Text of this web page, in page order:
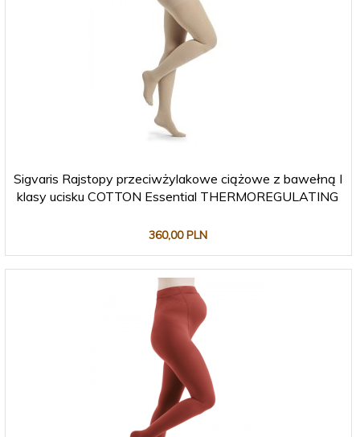
Sigvaris Rajstopy przeciwżylakowe ciążowe z bawełną I
klasy ucisku COTTON Essential THERMOREGULATING
360,00 PLN